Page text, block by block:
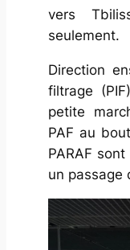
vers
seulement.
Direction
filtrage
petite
PAF au
PARAF
un passage